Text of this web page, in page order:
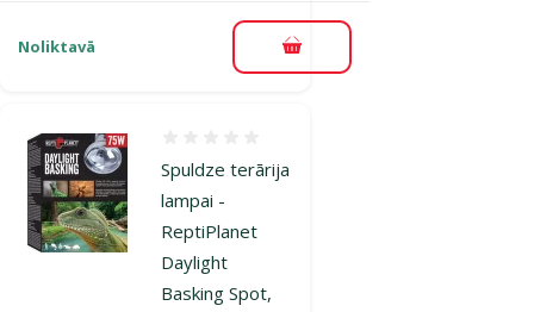
Noliktavā Pievienot grozam
Spuldze terārija
lampai -
ReptiPlanet
Daylight
Basking Spot,